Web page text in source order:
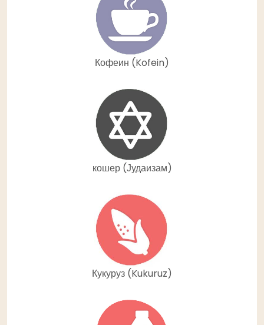
Кофеин (Kofein)
кошер (Јудаизам)
Кукуруз (Kukuruz)